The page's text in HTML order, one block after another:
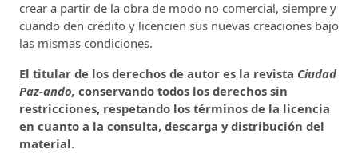
crear a partir de la obra de modo no comercial, siempre y
cuando den crédito y licencien sus nuevas creaciones bajo
las mismas condiciones.
El titular de los derechos de autor es la revista Ciudad
Paz-ando, conservando todos los derechos sin
restricciones, respetando los términos de la licencia
en cuanto a la consulta, descarga y distribución del
material.